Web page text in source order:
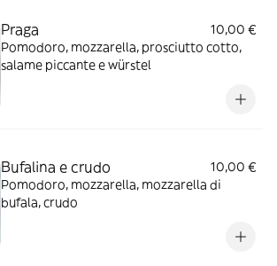
Praga
10,00 €
Pomodoro, mozzarella, prosciutto cotto,
salame piccante e würstel
Bufalina e crudo
10,00 €
Pomodoro, mozzarella, mozzarella di
bufala, crudo